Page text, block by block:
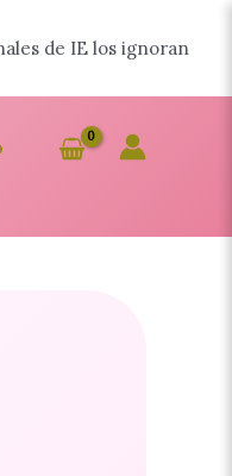
de IE los ignoran